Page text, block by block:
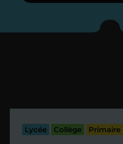
Je vous
enseignant
passé.
Lycée Collège Primaire